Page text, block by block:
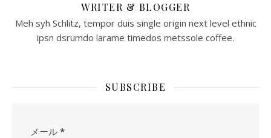
WRITER & BLOGGER
Meh syh Schlitz, tempor duis single origin next level ethnic
ipsn dsrumdo larame timedos metssole coffee.
SUBSCRIBE
メール *